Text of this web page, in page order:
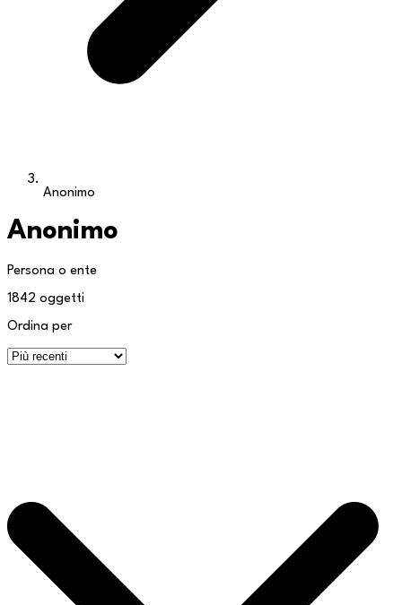
Anonimo
Anonimo
Persona o ente
1842 oggetti
Ordina per